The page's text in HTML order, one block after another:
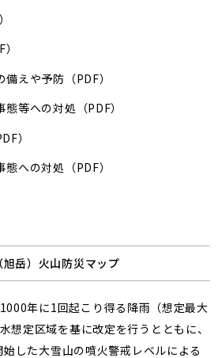
えや予防（PDF）
等への対処（PDF）
）
への対処（PDF）
岳）火山防災マップ
年に1回起こり得る降雨（想定最大
想定区域を基に改定を行うとともに、
した大雪山の噴火警戒レベルによる